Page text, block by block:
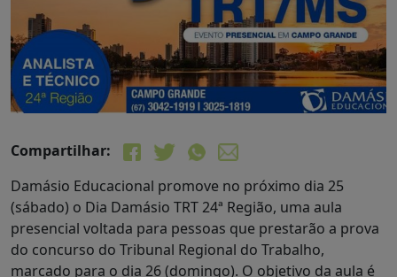
Compartilhar:
Damásio Educacional promove no próximo dia 25
(sábado) o Dia Damásio TRT 24ª Região, uma aula
presencial voltada para pessoas que prestarão a prova
do concurso do Tribunal Regional do Trabalho,
marcado para o dia 26 (domingo). O objetivo da aula é